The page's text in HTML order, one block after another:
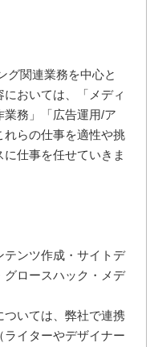
グ関連業務を中心と
おいては、「メディ
務」「広告運用/ア
れらの仕事を適性や挑
仕事を任せていきま
テンツ作成・サイトデ
グロースハック・メデ
ついては、弊社で連携
ライターやデザイナー